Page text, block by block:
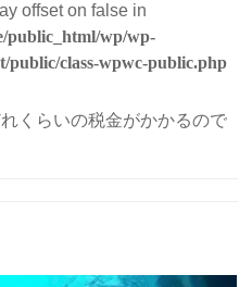
分離課税）
くれますNPO!』３～「法人
つくれますNPO!』4～「事業
つくれますNPO!』６～設立
奥さま～
offset on false in
public_html/wp/wp-
public/class-wpwc-public.php
くらいの税金がかかるので